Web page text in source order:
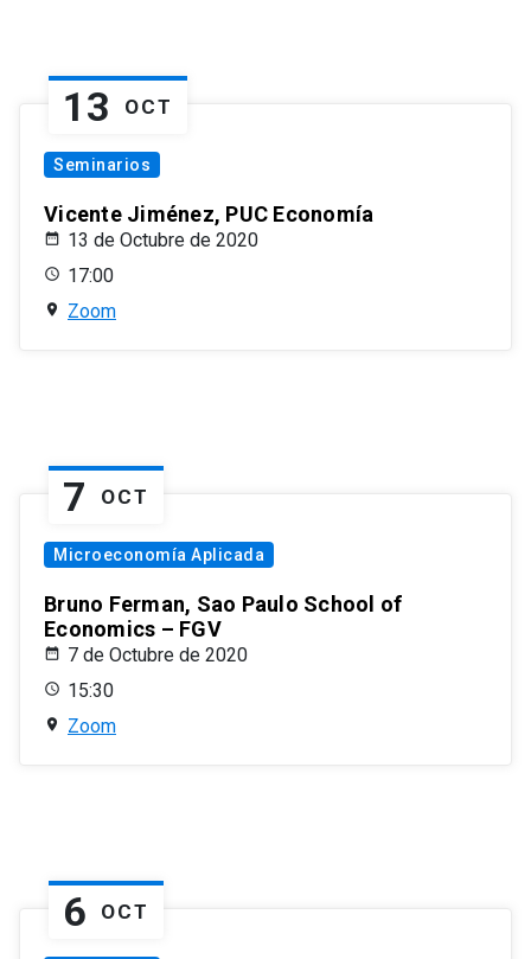
13 OCT
Seminarios
Vicente Jiménez, PUC Economía
13 de Octubre de 2020
17:00
Zoom
7 OCT
Microeconomía Aplicada
Bruno Ferman, Sao Paulo School of
Economics – FGV
7 de Octubre de 2020
15:30
Zoom
6 OCT